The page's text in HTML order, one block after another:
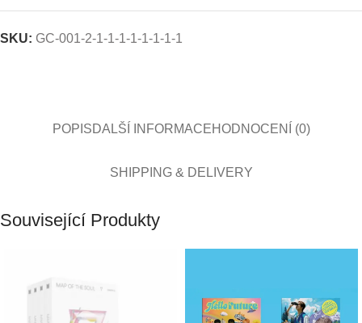
SKU: GC-001-2-1-1-1-1-1-1-1-1
POPISDALŠÍ INFORMACEHODNOCENÍ (0)
SHIPPING & DELIVERY
Související Produkty